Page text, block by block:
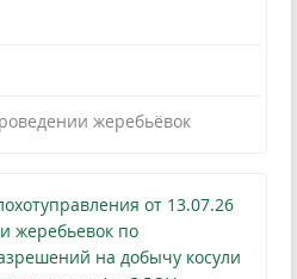
жеребьёвок
от 13.07.26
жеребьевок по
на добычу косули